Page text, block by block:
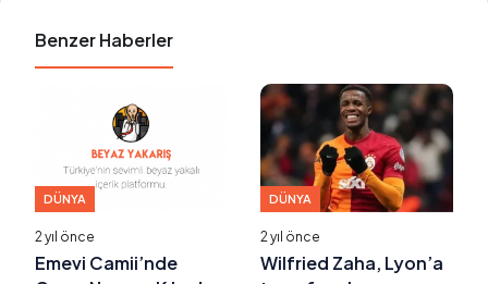
Benzer Haberler
DÜNYA
2 yıl önce
Emevi Camii’nde
DÜNYA
2 yıl önce
Wilfried Zaha, Lyon’a